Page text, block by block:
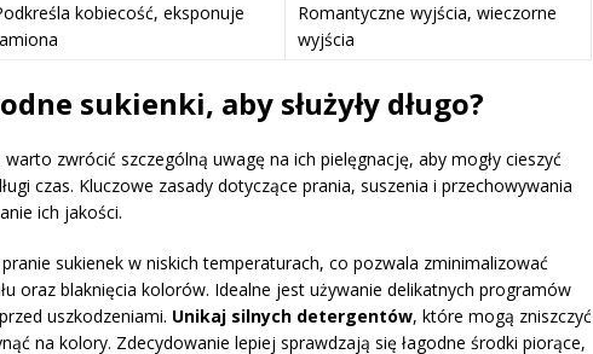
kobiecość, eksponuje
Romantyczne wyjścia, wieczorne
wyjścia
sukienki, aby służyły długo?
zwrócić szczególną uwagę na ich pielęgnację, aby mogły cieszyć
czas. Kluczowe zasady dotyczące prania, suszenia i przechowywania
ich jakości.
sukienek w niskich temperaturach, co pozwala zminimalizować
oraz blaknięcia kolorów. Idealne jest używanie delikatnych programów
uszkodzeniami. Unikaj silnych detergentów, które mogą zniszczyć
na kolory. Zdecydowanie lepiej sprawdzają się łagodne środki piorące,